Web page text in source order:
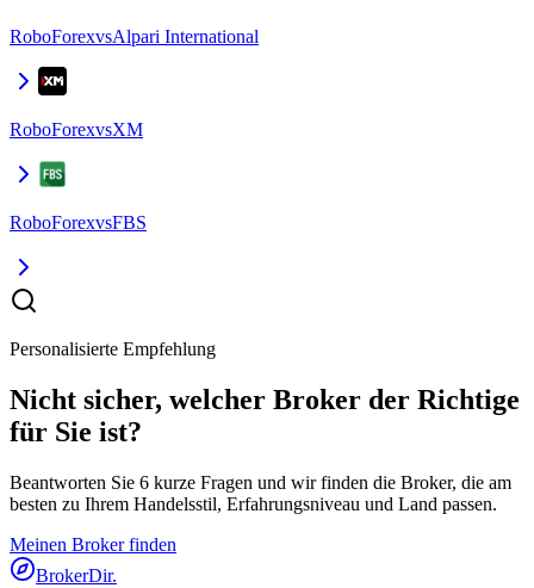
RoboForexvsAlpari International
RoboForexvsXM
RoboForexvsFBS
Personalisierte Empfehlung
Nicht sicher, welcher Broker der Richtige
für Sie ist?
Beantworten Sie 6 kurze Fragen und wir finden die Broker, die am
besten zu Ihrem Handelsstil, Erfahrungsniveau und Land passen.
Meinen Broker finden
BrokerDir.